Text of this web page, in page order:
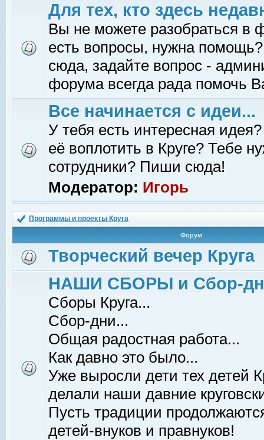
Для тех, кто здесь
Вы не можете разобраться в
есть вопросы, нужна помощь?
сюда, задайте вопрос -
форума всегда рада помочь
Все начинается с идеи...
У тебя есть интересная
её воплотить в Круге? Тебе
сотрудники? Пиши сюда!
Модератор: Игорь
Программы и проекты Круга
Форум
Творческий вечер Круга
НАШИ СБОРЫ и Сбор-
Сборы Круга...
Сбор-дни...
Общая радостная работа...
Как давно это было...
Уже выросли дети тех детей
делали наши давние
Пусть традиции
детей-внуков и правнуков!